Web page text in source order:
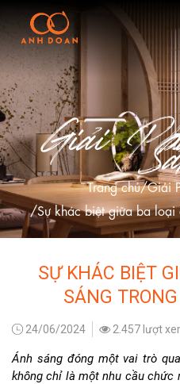
Giải
Trang chủ Giải
Sự khác biệt giữa ba loại
SỰ KHÁC BIỆT
SÁNG
24/06/2024 2.457 lượt
Ánh sáng đóng một vai trò
không chỉ là một nhu cầu chức